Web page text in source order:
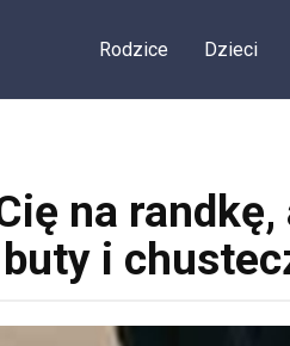
Rodzice Dzieci
na
i